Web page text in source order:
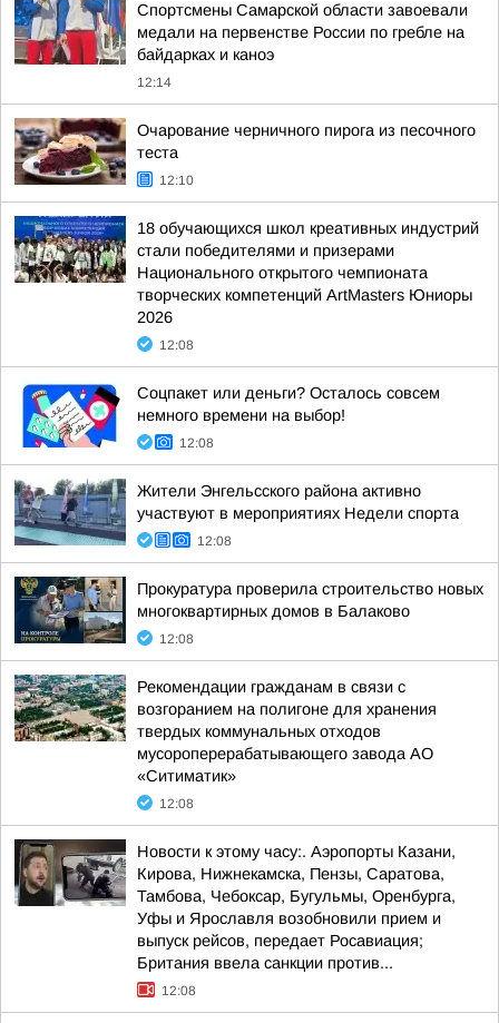
Спортсмены Самарской области завоевали
медали на первенстве России по гребле на
байдарках и каноэ
12:14
Очарование черничного пирога из песочного
теста
12:10
18 обучающихся школ креативных индустрий
стали победителями и призерами
Национального открытого чемпионата
творческих компетенций ArtMasters Юниоры
2026
12:08
Соцпакет или деньги? Осталось совсем
немного времени на выбор!
12:08
Жители Энгельсского района активно
участвуют в мероприятиях Недели спорта
12:08
Прокуратура проверила строительство новых
многоквартирных домов в Балаково
12:08
Рекомендации гражданам в связи с
возгоранием на полигоне для хранения
твердых коммунальных отходов
мусороперерабатывающего завода АО
«Ситиматик»
12:08
Новости к этому часу:. Аэропорты Казани,
Кирова, Нижнекамска, Пензы, Саратова,
Тамбова, Чебоксар, Бугульмы, Оренбурга,
Уфы и Ярославля возобновили прием и
выпуск рейсов, передает Росавиация;
Британия ввела санкции против...
12:08